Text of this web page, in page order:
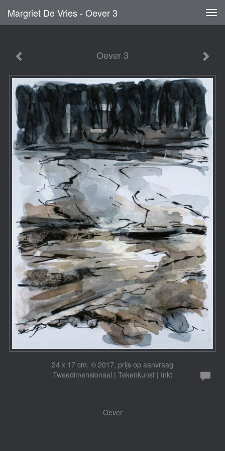
Margriet De Vries - Oever 3
Oever 3
24 x 17 cm, © 2017, prijs op aanvraag
Tweedimensionaal | Tekenkunst | Inkt
Oever